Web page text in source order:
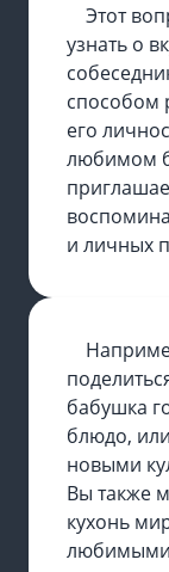
Этот
узнать о
способом
его
любимом
и личных
бабушка
блюдо,
новыми
Вы также
кухонь
любимыми